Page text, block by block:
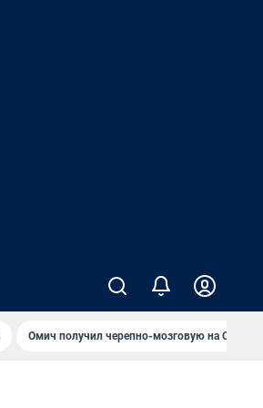
Омич получил черепно-мозговую на ОНПЗ